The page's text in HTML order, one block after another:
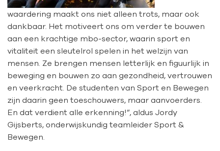
waardering maakt ons niet alleen trots, maar ook
dankbaar. Het motiveert ons om verder te bouwen
aan een krachtige mbo-sector, waarin sport en
vitaliteit een sleutelrol spelen in het welzijn van
mensen. Ze brengen mensen letterlijk en figuurlijk in
beweging en bouwen zo aan gezondheid, vertrouwen
en veerkracht. De studenten van Sport en Bewegen
zijn daarin geen toeschouwers, maar aanvoerders.
En dat verdient alle erkenning!”, aldus Jordy
Gijsberts, onderwijskundig teamleider Sport &
Bewegen.